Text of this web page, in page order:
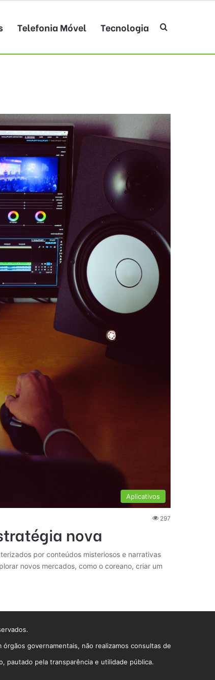
Telefonia Móvel Tecnologia Procurar por
Aplicativos
297
nova
por conteúdos misteriosos e narrativas
novos mercados, como o coreano, criar um
governamentais, não realizamos consultas de
pautado pela transparência e utilidade pública.